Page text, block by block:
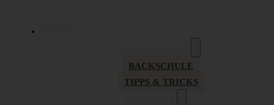
BACKSCHULE
TIPPS & TRICKS